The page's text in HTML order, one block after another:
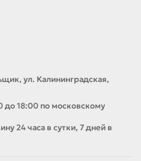
ул. Калининградская,
до 18:00 по московскому
24 часа в сутки, 7 дней в